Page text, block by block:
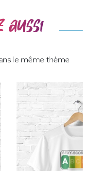
aussi
le même thème